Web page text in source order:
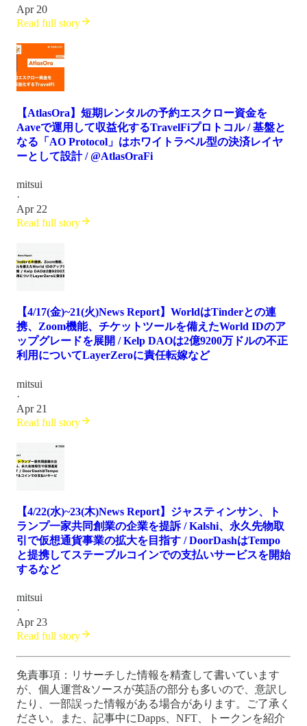
Apr 20
Read full story
【AtlasOra】短期レンタルの予約エスクロー資金を
Aaveで運用して収益化するTravelFiプロトコル / 基盤と
なる「AO Protocol」はホワイトラベル型の決済レイヤ
ーとして設計 / @AtlasOraFi
mitsui
·
Apr 22
Read full story
【4/17(金)~21(火)News Report】WorldはTinderとの連
携、Zoom機能、チケットツールを備えたWorld IDのア
ップグレードを展開 / Kelp DAOは2億9200万ドルの不正
利用についてLayerZeroに責任転嫁など
mitsui
·
Apr 21
Read full story
【4/22(水)~23(木)News Report】ジャスティンサン、ト
ランプ一家共同創業の企業を提訴 / Kalshi、永久先物取
引で仮想通貨事業の拡大を目指す / DoorDashはTempo
と提携してステーブルコインでの支払いサービスを開始
するなど
mitsui
·
Apr 23
Read full story
免責事項：リサーチした情報を精査して書いています
が、個人運営&ソースが英語の部分も多いので、意訳し
たり、一部誤った情報がある場合があります。ご了承く
ださい。また、記事中にDapps、NFT、トークンを紹介